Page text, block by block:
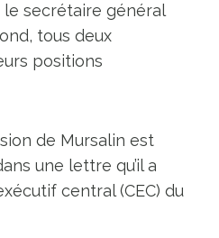
le secrétaire général
tous deux
positions
de Mursalin est
une lettre qu’il a
central (CEC) du